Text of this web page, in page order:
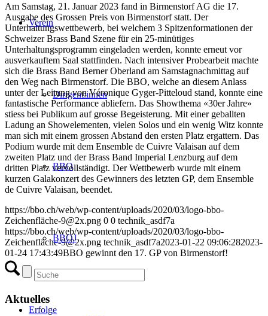
Verein
Dirigent:innen
BBO
BBOJ
Erfolge
Am Samstag, 21. Januar 2023 fand in Birmenstorf AG die 17.
Ausgabe des Grossen Preis von Birmenstorf statt. Der
Unterhaltungswettbewerb, bei welchem 3 Spitzenformationen der
Schweizer Brass Band Szene für ein 25-minütiges
Unterhaltungsprogramm eingeladen werden, konnte erneut vor
ausverkauftem Saal stattfinden. Nach intensiver Probearbeit machte
sich die Brass Band Berner Oberland am Samstagnachmittag auf
den Weg nach Birmenstorf. Die BBO, welche an diesem Anlass
unter der Leitung von Véronique Gyger-Pitteloud stand, konnte eine
fantastische Performance abliefern. Das Showthema «30er Jahre»
stiess bei Publikum auf grosse Begeisterung. Mit einer geballten
Ladung an Showelementen, vielen Solos und ein wenig Witz konnte
man sich mit einem grossen Abstand den ersten Platz ergattern. Das
Podium wurde mit dem Ensemble de Cuivre Valaisan auf dem
zweiten Platz und der Brass Band Imperial Lenzburg auf dem
dritten Platz vervollständigt. Der Wettbewerb wurde mit einem
kurzen Galakonzert des Gewinners des letzten GP, dem Ensemble
de Cuivre Valaisan, beendet.
https://bbo.ch/web/wp-content/uploads/2020/03/logo-bbo-
Zeichenfläche-9@2x.png 0 0 technik_asdf7a
https://bbo.ch/web/wp-content/uploads/2020/03/logo-bbo-
Zeichenfläche-9@2x.png technik_asdf7a2023-01-22 09:06:282023-
01-24 17:43:49BBO gewinnt den 17. GP von Birmenstorf!
Aktuelles